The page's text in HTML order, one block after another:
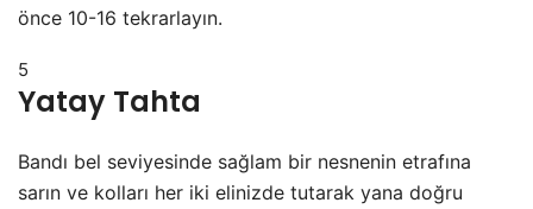
önce 10-16 tekrarlayın.
5
Yatay Tahta
Bandı bel seviyesinde sağlam bir nesnenin etrafına
sarın ve kolları her iki elinizde tutarak yana doğru